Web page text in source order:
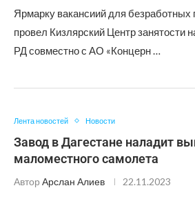
Ярмарку вакансиий для безработных
провел Кизлярский Центр занятости
РД совместно с АО «Концерн …
Лента новостей Новости
Завод в Дагестане наладит
маломестного самолета
Автор Арслан Алиев 22.11.2023